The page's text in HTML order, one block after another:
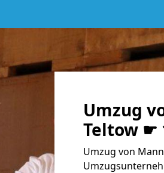
Umzug
Teltow ☛
Umzug von